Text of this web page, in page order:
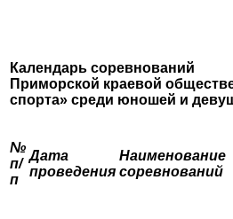
Календарь соревнований
Приморской краевой
спорта» среди юношей и
№
п/
п
Дата
проведения
Наименование
соревнований